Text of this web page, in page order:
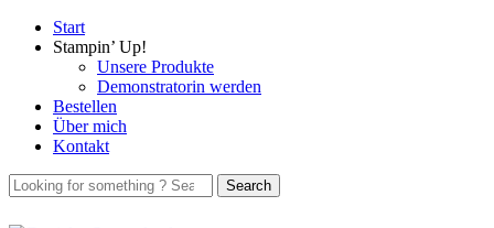
Start
Stampin’ Up!
Unsere Produkte
Demonstratorin werden
Bestellen
Über mich
Kontakt